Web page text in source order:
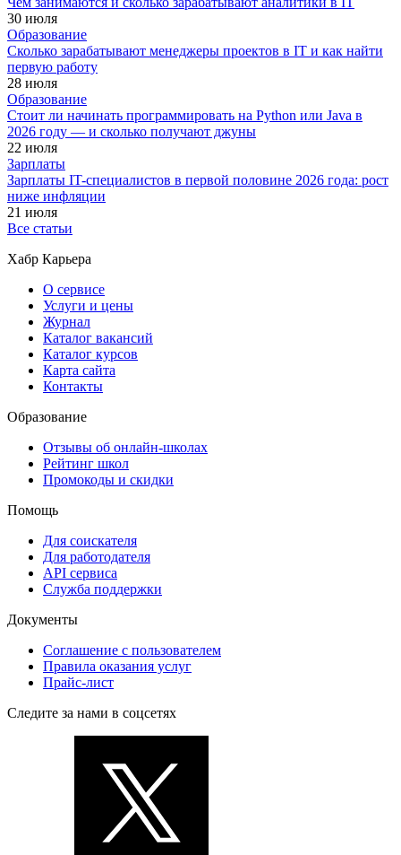
30 июля
Образование
Сколько зарабатывают менеджеры проектов в IT и как найти
первую работу
28 июля
Образование
Стоит ли начинать программировать на Python или Java в
2026 году — и сколько получают джуны
22 июля
Зарплаты
Зарплаты IT-специалистов в первой половине 2026 года: рост
ниже инфляции
21 июля
Все статьи
Хабр Карьера
О сервисе
Услуги и цены
Журнал
Каталог вакансий
Каталог курсов
Карта сайта
Контакты
Образование
Отзывы об онлайн-школах
Рейтинг школ
Промокоды и скидки
Помощь
Для соискателя
Для работодателя
API сервиса
Служба поддержки
Документы
Соглашение с пользователем
Правила оказания услуг
Прайс-лист
Следите за нами в соцсетях